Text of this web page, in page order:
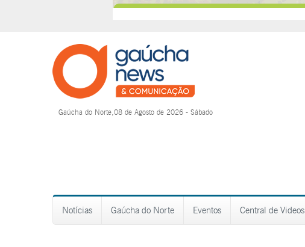
Gaúcha do Norte,08 de Agosto de 2026 - Sábado
Notícias Gaúcha do Norte Eventos Central de Videos